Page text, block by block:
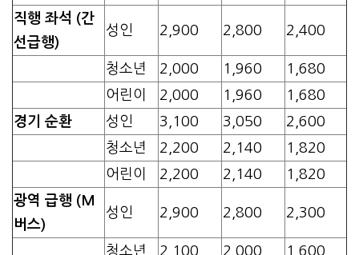
직행 좌석 (간
선급행)
성인 2,900 2,800 2,400
청소년 2,000 1,960
1,680
어린이
2,000 1,960
1,680
경기 순환
성인 3,100 3,050
2,600
청소년
2,200 2,140
1,820
어린이
2,200 2,140
1,820
광역 급행 (M
버스)
성인 2,900 2,800 2,300
청소년 2,100 2,000
1,600